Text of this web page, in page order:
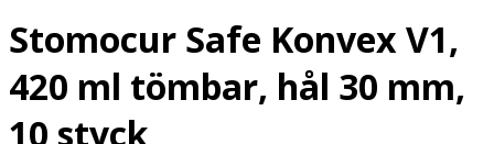
Stomocur Safe Konvex V1,
420 ml tömbar, hål 30 mm,
10 styck